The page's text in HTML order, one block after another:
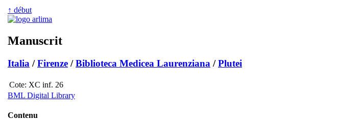
↑ début
Manuscrit
Italia /Firenze /Biblioteca Medicea Laurenziana /Plutei
Cote: XC inf. 26
BML Digital Library
Contenu